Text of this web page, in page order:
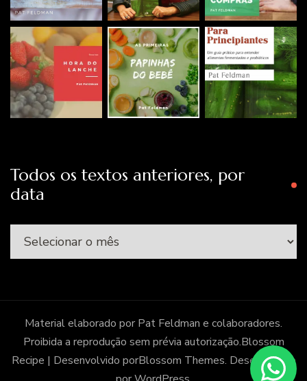
Todos os textos anteriores, por
data
Todos
por
data
Material elaborado por Pat Feldman e colaboradores.
Proibida a reprodução sem prévia autorização.Blossom
Recipe | Desenvolvido porBlossom Themes. Desenvolvido